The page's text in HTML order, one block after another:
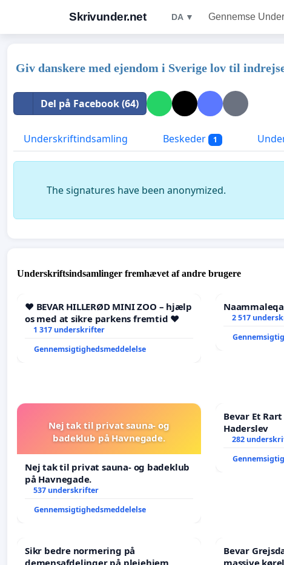
Skrivunder.net DA ▼ Gennemse
Giv danskere med ejendom i Sverige lov til
Del på Facebook (64)
Underskriftindsamling Beskeder 1
The signatures have been anonymized.
Underskriftsindsamlinger fremhævet af andre brugere
❤️ BEVAR HILLERØD MINI ZOO – hjælp
os med at sikre parkens fremtid ❤️
1 317 underskrifter
Gennemsigtighedsmeddelelse
2 517
Nej tak til privat sauna- og
badeklub på Havnegade.
Nej tak til privat sauna- og badeklub
på Havnegade.
537 underskrifter
Gennemsigtighedsmeddelelse
Bevar Et
Haderslev
282
Sikr bedre normering på
demensafdelinger på plejehjem
Bevar
massive